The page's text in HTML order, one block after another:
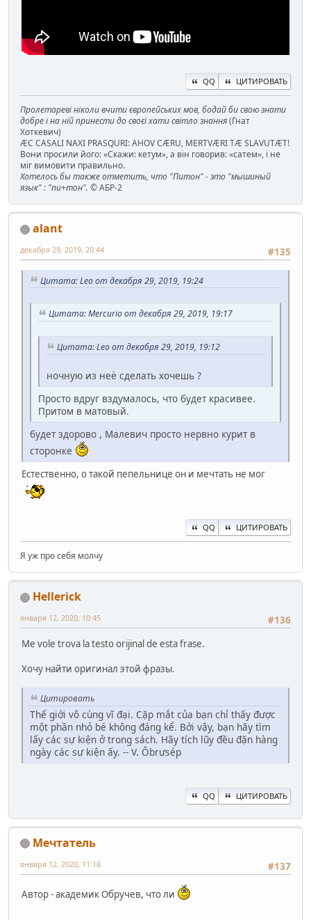
QQ ЦИТИРОВАТЬ
Пролетареві ніколи вчити європейських мов, бодай би свою знати
добре і на ній принести до своєї хати світло знання(Гнат
Хоткевич)
ÆC CASALI NAXI PRASQURI: AHOV CÆRU, MERTVÆRI TÆ SLAVUTÆT!
Вони просили його: «Скажи: кетум», а він говорив: «сатем», і не
міг вимовити правильно.
Хотелось бы также отметить, что "Питон" - это "мышиный
язык" : "пи+тон". © АБР-2
alant
#135
декабря 29, 2019, 20:44
Цитата: Leo от декабря 29, 2019, 19:24
Цитата: Mercurio от декабря 29, 2019, 19:17
Цитата: Leo от декабря 29, 2019, 19:12
ночную из неё сделать хочешь ?
Просто вдруг вздумалось, что будет красивее.
Притом в матовый.
будет здорово , Малевич просто нервно курит в
сторонке
Естественно, о такой пепельнице он и мечтать не мог
QQ ЦИТИРОВАТЬ
Я уж про себя молчу
Hellerick
#136
января 12, 2020, 10:45
Me vole trova la testo orijinal de esta frase.
Хочу найти оригинал этой фразы.
Цитировать
Thế giới vô cùng vĩ đại. Cặp mắt của bạn chỉ thấy được
một phần nhỏ bé không đáng kể. Bởi vậy, bạn hãy tìm
lấy các sự kiện ở trong sách. Hãy tích lũy đều đặn hàng
ngày các sự kiện ấy. -- V. Ôbrưsép
QQ ЦИТИРОВАТЬ
Мечтатель
#137
января 12, 2020, 11:18
Автор - академик Обручев, что ли